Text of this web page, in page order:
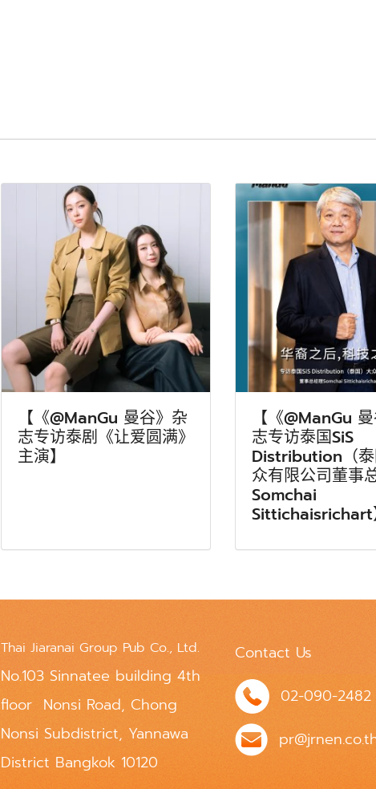
【《@ManGu 曼谷》杂
志专访泰剧《让爱圆满》
主演】
【《@ManGu
志专访泰国SiS
Distribution（
众有限公司董事
Somchai
Sittichaisrichart
Thai Jiaranai Group Pub Co., Ltd.
No.103 Sinnatee building 4th
floor Nonsi Road, Chong
Nonsi Subdistrict, Yannawa
District Bangkok 10120
Contact Us
02-090-2482